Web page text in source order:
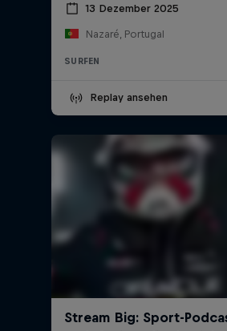
13 Dezember 2025
Nazaré, Portugal
SURFEN
Replay ansehen